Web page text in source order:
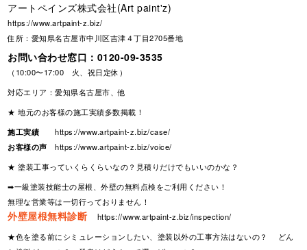
アートペインズ株式会社(Art paint'z)
https://www.artpaint-z.biz/
住所：愛知県名古屋市中川区吉津４丁目2705番地
お問い合わせ窓口： 0120-09-3535
（10:00〜17:00 火、祝日定休）
対応エリア：愛知県名古屋市、他
★ 地元のお客様の施工実績多数掲載！
施工実績
https://www.artpaint-z.biz/case/
お客様の声
https://www.artpaint-z.biz/voice/
★ 塗装工事っていくらくらいなの？見積りだけでもいいのかな？
➡一級塗装技能士の屋根、外壁の無料点検をご利用ください！
無理な営業等は一切行っておりません！
外壁屋根無料診断
https://www.artpaint-z.biz/inspection/
★色を塗る前にシミュレーションしたい、塗装以外の工事方法はないの？ どん